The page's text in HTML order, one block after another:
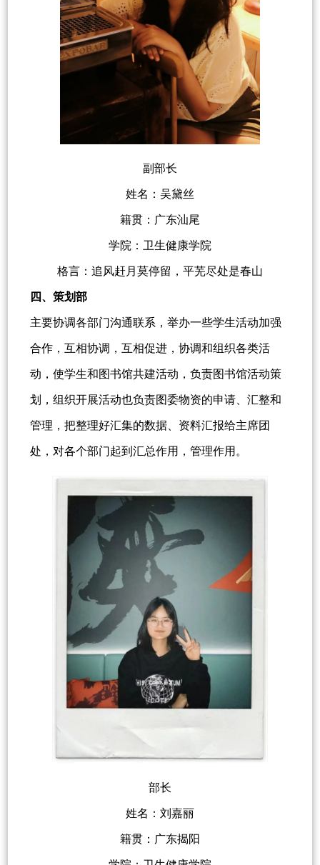
副部长
姓名：吴黛丝
籍贯：广东汕尾
学院：卫生健康学院
格言：追风赶月莫停留，平芜尽处是春山
四、策划部
主要协调各部门沟通联系，举办一些学生活动加强
合作，互相协调，互相促进，协调和组织各类活
动，使学生和图书馆共建活动，负责图书馆活动策
划，组织开展活动也负责图委物资的申请、汇整和
管理，把整理好汇集的数据、资料汇报给主席团
处，对各个部门起到汇总作用，管理作用。
部长
姓名：刘嘉丽
籍贯：广东揭阳